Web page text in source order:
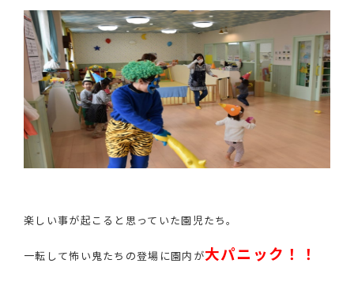
楽しい事が起こると思っていた園児たち。
一転して怖い鬼たちの登場に園内が大パニック！！